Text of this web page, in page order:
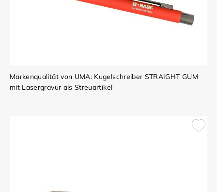
Markenqualität von UMA: Kugelschreiber STRAIGHT GUM
mit Lasergravur als Streuartikel